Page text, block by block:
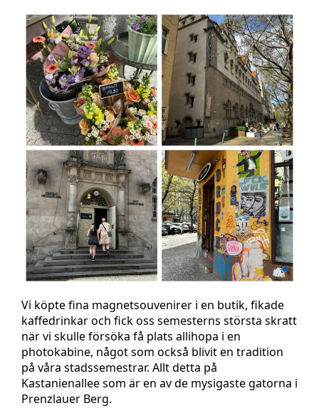
Vi köpte fina magnetsouvenirer i en butik, fikade
kaffedrinkar och fick oss semesterns största skratt
när vi skulle försöka få plats allihopa i en
photokabine, något som också blivit en tradition
på våra stadssemestrar. Allt detta på
Kastanienallee som är en av de mysigaste gatorna i
Prenzlauer Berg.